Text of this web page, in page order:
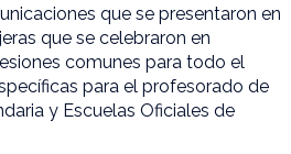
que se presentaron en
que se celebraron en
comunes para todo el
para el profesorado de
y Escuelas Oficiales de